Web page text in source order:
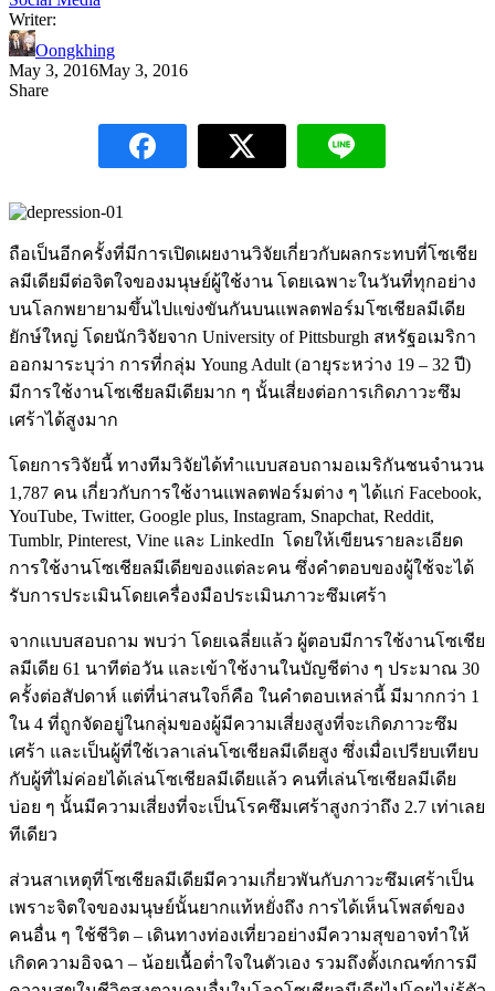
Writer:
Oongkhing
May 3, 2016May 3, 2016
Share
ถือเป็นอีกครั้งที่มีการเปิดเผยงานวิจัยเกี่ยวกับผลกระทบที่โซเชีย
ลมีเดียมีต่อจิตใจของมนุษย์ผู้ใช้งาน โดยเฉพาะในวันที่ทุกอย่าง
บนโลกพยายามขึ้นไปแข่งขันกันบนแพลตฟอร์มโซเชียลมีเดีย
ยักษ์ใหญ่ โดยนักวิจัยจาก University of Pittsburgh สหรัฐอเมริกา
ออกมาระบุว่า การที่กลุ่ม Young Adult (อายุระหว่าง 19 – 32 ปี)
มีการใช้งานโซเชียลมีเดียมาก ๆ นั้นเสี่ยงต่อการเกิดภาวะซึม
เศร้าได้สูงมาก
โดยการวิจัยนี้ ทางทีมวิจัยได้ทำแบบสอบถามอเมริกันชนจำนวน
1,787 คน เกี่ยวกับการใช้งานแพลตฟอร์มต่าง ๆ ได้แก่ Facebook,
YouTube, Twitter, Google plus, Instagram, Snapchat, Reddit,
Tumblr, Pinterest, Vine และ LinkedIn โดยให้เขียนรายละเอียด
การใช้งานโซเชียลมีเดียของแต่ละคน ซึ่งคำตอบของผู้ใช้จะได้
รับการประเมินโดยเครื่องมือประเมินภาวะซึมเศร้า
จากแบบสอบถาม พบว่า โดยเฉลี่ยแล้ว ผู้ตอบมีการใช้งานโซเชีย
ลมีเดีย 61 นาทีต่อวัน และเข้าใช้งานในบัญชีต่าง ๆ ประมาณ 30
ครั้งต่อสัปดาห์ แต่ที่น่าสนใจก็คือ ในคำตอบเหล่านี้ มีมากกว่า 1
ใน 4 ที่ถูกจัดอยู่ในกลุ่มของผู้มีความเสี่ยงสูงที่จะเกิดภาวะซึม
เศร้า และเป็นผู้ที่ใช้เวลาเล่นโซเชียลมีเดียสูง ซึ่งเมื่อเปรียบเทียบ
กับผู้ที่ไม่ค่อยได้เล่นโซเชียลมีเดียแล้ว คนที่เล่นโซเชียลมีเดีย
บ่อย ๆ นั้นมีความเสี่ยงที่จะเป็นโรคซึมเศร้าสูงกว่าถึง 2.7 เท่าเลย
ทีเดียว
ส่วนสาเหตุที่โซเชียลมีเดียมีความเกี่ยวพันกับภาวะซึมเศร้าเป็น
เพราะจิตใจของมนุษย์นั้นยากแท้หยั่งถึง การได้เห็นโพสต์ของ
คนอื่น ๆ ใช้ชีวิต – เดินทางท่องเที่ยวอย่างมีความสุขอาจทำให้
เกิดความอิจฉา – น้อยเนื้อต่ำใจในตัวเอง รวมถึงตั้งเกณฑ์การมี